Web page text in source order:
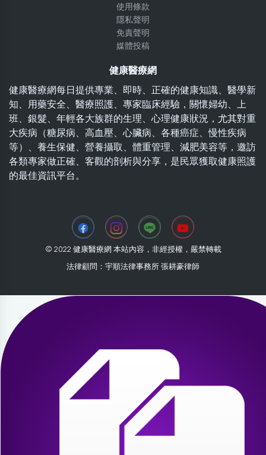
使用條款
隱私聲明
免責聲明
媒體投稿
健康醫療網
健康醫療網每日提供專業、即時、正確的健康知識、醫學新
知、用藥安全、醫療照護、專家臨床經驗，關懷婦幼、上
班、銀髮、年輕各大族群的生理、心理健康狀況，尤其對重
大疾病（糖尿病、高血壓、心臟病、各種癌症、慢性疾病
等）、養生保健、營養攝取、體重管理、減肥美容等，邀訪
各類專家做正確、客觀的剖析與分享，是民眾獲取健康照護
的最佳資訊平台。
© 2022 健康醫療網 本站內容，非經授權，嚴禁轉載
法律顧問：宇順法律事務所 張耕豪律師